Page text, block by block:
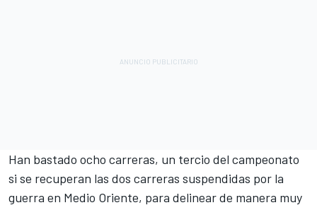
Han bastado ocho carreras, un tercio del campeonato
si se recuperan las dos carreras suspendidas por la
guerra en Medio Oriente, para delinear de manera muy